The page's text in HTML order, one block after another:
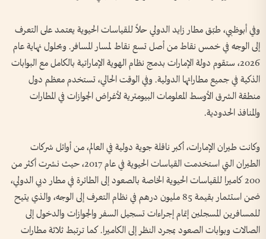
وفي أبوظبي، طبّق مطار زايد الدولي حلاً للقياسات الحيوية يعتمد على التعرف
إلى الوجه في خمس نقاط من أصل تسع نقاط لمسار المسافر. وبحلول نهاية عام
2026، ستقوم دولة الإمارات بدمج نظام الهوية الإماراتية بالكامل مع البوابات
الذكية في جميع مطاراتها الدولية. وفي الوقت الحالي، تستخدم معظم دول
منطقة الشرق الأوسط المعلومات البيومترية لأغراض الجوازات في المطارات
والمنافذ الحدودية.
وكانت طيران الإمارات، أكبر ناقلة جوية دولية في العالم، من أوائل شركات
الطيران التي استخدمت القياسات الحيوية في عام 2017، حيث نشرت أكثر من
200 كاميرا للقياسات الحيوية الخاصة بالصعود إلى الطائرة في مطار دبي الدولي،
ضمن استثمار بقيمة 85 مليون درهم في نظام التعرف إلى الوجه، والذي يتيح
للمسافرين المسجلين إتمام إجراءات تسجيل السفر والجوازات والدخول إلى
الصالات وبوابات الصعود بمجرد النظر إلى الكاميرا. كما ترتبط ثلاثة مطارات